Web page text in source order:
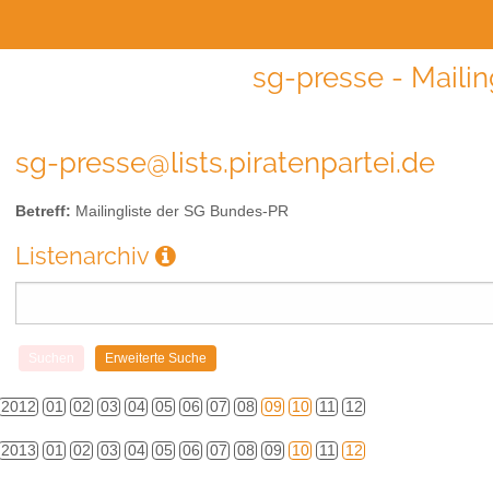
sg-presse -
sg-presse@lists.piratenpartei.de
Betreff: Mailingliste der SG Bundes-PR
Listenarchiv
2012 01 02 03 04 05 06 07 08 09 10 11 12
2013 01 02 03 04 05 06 07 08 09 10 11 12